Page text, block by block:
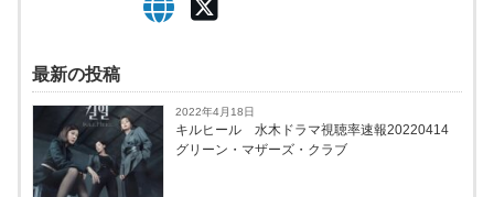
最新の投稿
2022年4月18日
キルヒール 水木ドラマ視聴率速報20220414
グリーン・マザーズ・クラブ